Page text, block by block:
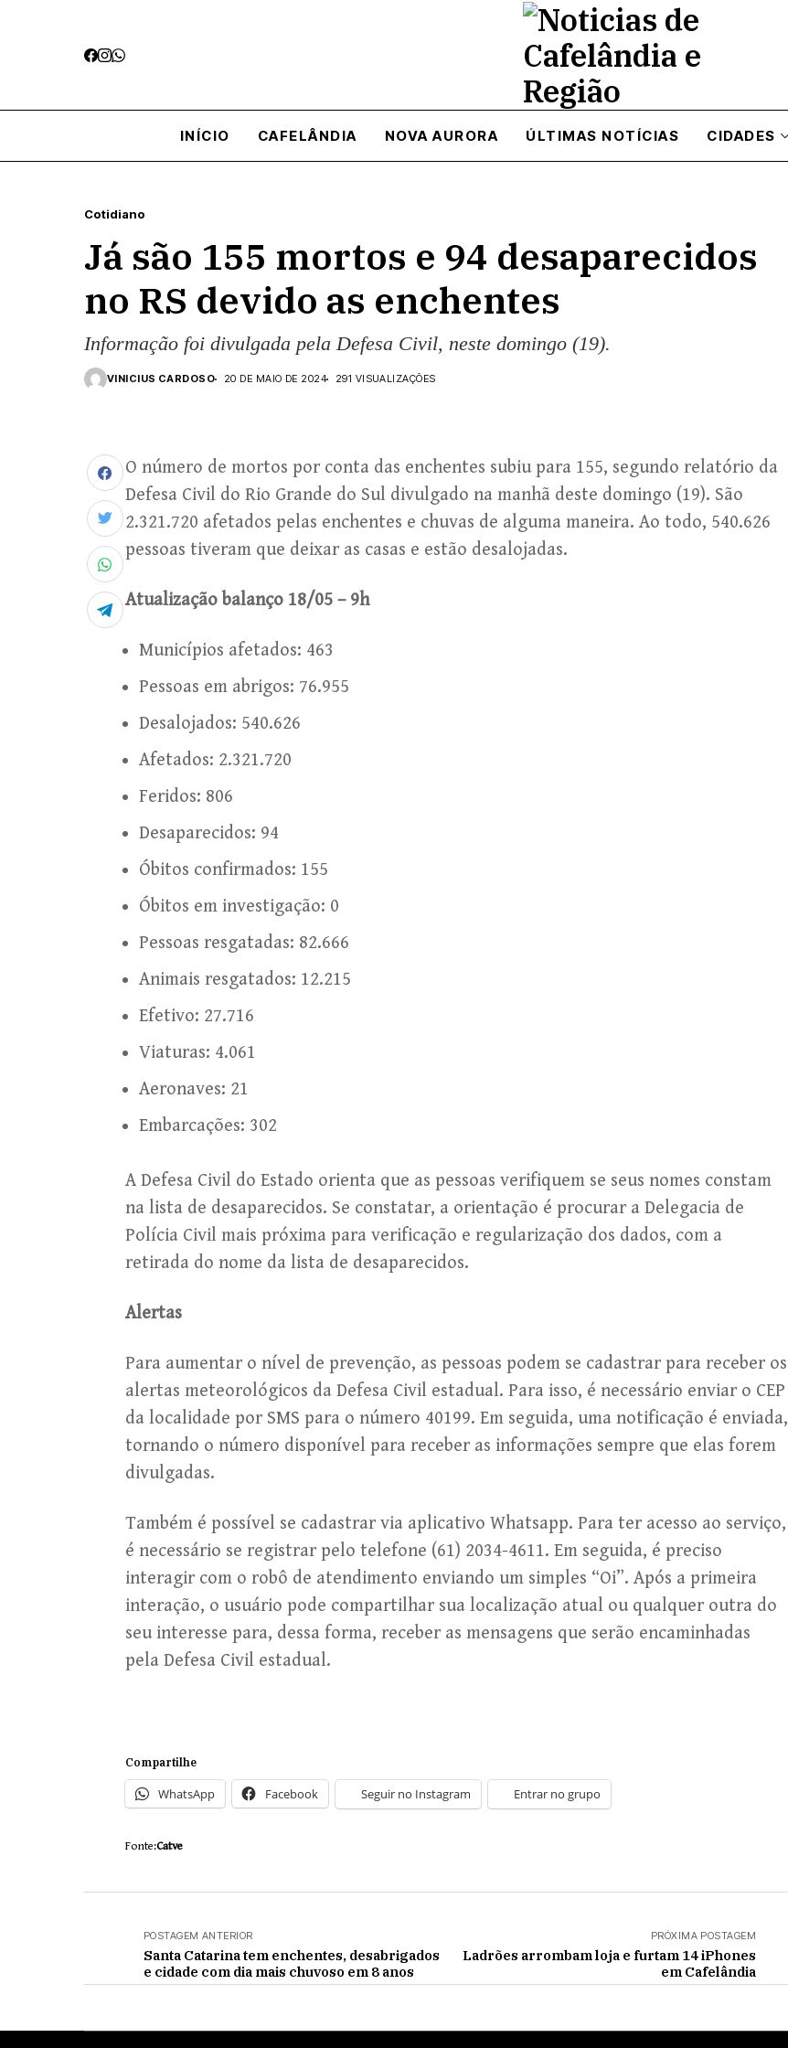
INÍCIO CAFELÂNDIA NOVA AURORA ÚLTIMAS NOTÍCIAS CIDADES
Cotidiano
Já são 155 mortos e 94 desaparecidos
no RS devido as enchentes
Informação foi divulgada pela Defesa Civil, neste domingo (19).
VINICIUS CARDOSO 20 DE MAIO DE 2024 291 VISUALIZAÇÕES
O número de mortos por conta das enchentes subiu para 155, segundo relatório da
Defesa Civil do Rio Grande do Sul divulgado na manhã deste domingo (19). São
2.321.720 afetados pelas enchentes e chuvas de alguma maneira. Ao todo, 540.626
pessoas tiveram que deixar as casas e estão desalojadas.
Atualização balanço 18/05 – 9h
Municípios afetados: 463
Pessoas em abrigos: 76.955
Desalojados: 540.626
Afetados: 2.321.720
Feridos: 806
Desaparecidos: 94
Óbitos confirmados: 155
Óbitos em investigação: 0
Pessoas resgatadas: 82.666
Animais resgatados: 12.215
Efetivo: 27.716
Viaturas: 4.061
Aeronaves: 21
Embarcações: 302
A Defesa Civil do Estado orienta que as pessoas verifiquem se seus nomes constam
na lista de desaparecidos. Se constatar, a orientação é procurar a Delegacia de
Polícia Civil mais próxima para verificação e regularização dos dados, com a
retirada do nome da lista de desaparecidos.
Alertas
Para aumentar o nível de prevenção, as pessoas podem se cadastrar para receber os
alertas meteorológicos da Defesa Civil estadual. Para isso, é necessário enviar o CEP
da localidade por SMS para o número 40199. Em seguida, uma notificação é enviada,
tornando o número disponível para receber as informações sempre que elas forem
divulgadas.
Também é possível se cadastrar via aplicativo Whatsapp. Para ter acesso ao serviço,
é necessário se registrar pelo telefone (61) 2034-4611. Em seguida, é preciso
interagir com o robô de atendimento enviando um simples “Oi”. Após a primeira
interação, o usuário pode compartilhar sua localização atual ou qualquer outra do
seu interesse para, dessa forma, receber as mensagens que serão encaminhadas
pela Defesa Civil estadual.
Compartilhe
WhatsApp Facebook Seguir no Instagram Entrar no grupo
Fonte:Catve
POSTAGEM ANTERIOR
Santa Catarina tem enchentes, desabrigados
e cidade com dia mais chuvoso em 8 anos
PRÓXIMA POSTAGEM
Ladrões arrombam loja e furtam 14 iPhones
em Cafelândia